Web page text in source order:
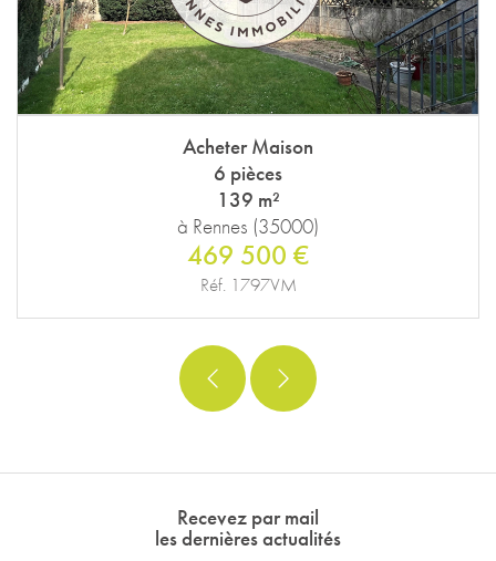
Acheter Maison
6 pièces
139 m²
à Rennes (35000)
469 500 €
Réf. 1797VM
Recevez par mail
les dernières actualités